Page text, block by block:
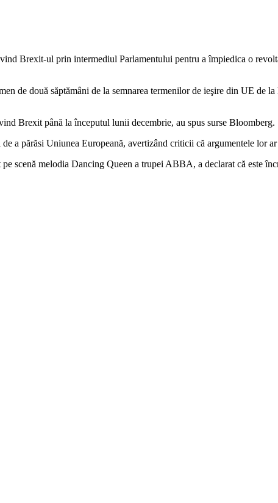
Brexit-ul prin intermediul Parlamentului pentru a împiedica o
de două săptămâni de la semnarea termenilor de ieşire din UE de
Brexit până la începutul lunii decembrie, au spus surse Bloomberg.
a părăsi Uniunea Europeană, avertizând criticii că argumentele lor
scenă melodia Dancing Queen a trupei ABBA, a declarat că este